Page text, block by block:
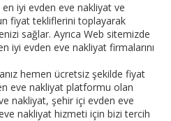
iyi evden eve nakliyat ve
fiyat tekliflerini toplayarak
sağlar. Ayrıca Web sitemizde
iyi evden eve nakliyat firmalarını
hemen ücretsiz şekilde fiyat
eve nakliyat platformu olan
nakliyat, şehir içi evden eve
nakliyat hizmeti için bizi tercih